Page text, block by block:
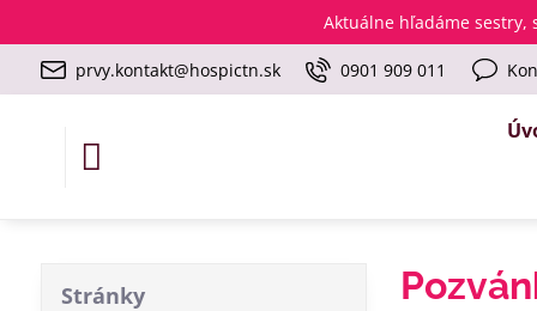
Aktuálne hľadáme sestry,
prvy.kontakt@hospictn.sk 0901 909 011
Stránky